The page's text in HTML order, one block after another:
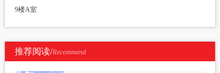
9楼A室
推荐阅读/Recommend